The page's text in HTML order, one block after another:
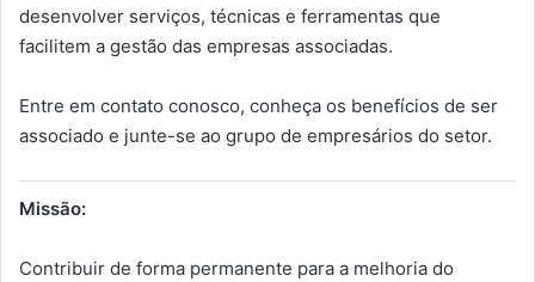
desenvolver serviços, técnicas e ferramentas que
facilitem a gestão das empresas associadas.
Entre em contato conosco, conheça os benefícios de ser
associado e junte-se ao grupo de empresários do setor.
Missão:
Contribuir de forma permanente para a melhoria do